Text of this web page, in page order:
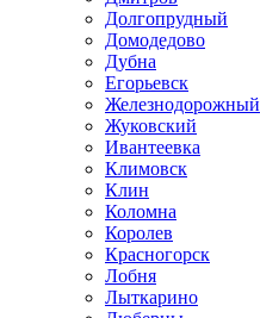
Долгопрудный
Домодедово
Дубна
Егорьевск
Железнодорожный
Жуковский
Ивантеевка
Климовск
Клин
Коломна
Королев
Красногорск
Лобня
Лыткарино